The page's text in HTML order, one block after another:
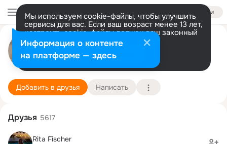
Войти
Мы используем cookie-файлы, чтобы улучшить
сервисы для вас. Если ваш возраст менее 13 лет,
настроить cookie-файлы должен ваш законный
представитель. Больше информации
Разрешить все Настроить
Валерий Герасименко
Кобленц
29 сентября (57 лет)
ХНУРЭ, Харьковский национальный
Подробнее
Добавить в друзья Написать
Друзья 5617
Rita Fischer
Информация о контенте
на платформе — здесь